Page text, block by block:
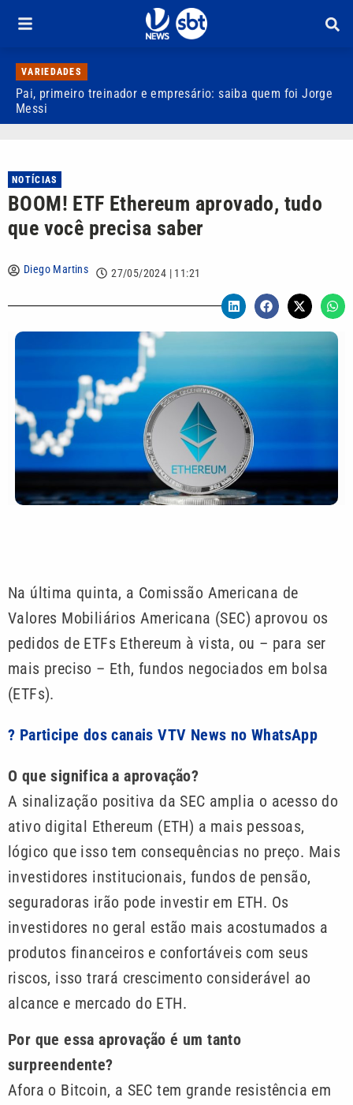
VARIEDADES
Pai, primeiro treinador e empresário: saiba quem foi Jorge
Messi
NOTÍCIAS
BOOM! ETF Ethereum aprovado, tudo
que você precisa saber
Diego Martins 27/05/2024 | 11:21
Na última quinta, a Comissão Americana de
Valores Mobiliários Americana (SEC) aprovou os
pedidos de ETFs Ethereum à vista, ou – para ser
mais preciso – Eth, fundos negociados em bolsa
(ETFs).
? Participe dos canais VTV News no WhatsApp
O que significa a aprovação?
A sinalização positiva da SEC amplia o acesso do
ativo digital Ethereum (ETH) a mais pessoas,
lógico que isso tem consequências no preço. Mais
investidores institucionais, fundos de pensão,
seguradoras irão pode investir em ETH. Os
investidores no geral estão mais acostumados a
produtos financeiros e confortáveis com seus
riscos, isso trará crescimento considerável ao
alcance e mercado do ETH.
Por que essa aprovação é um tanto
surpreendente?
Afora o Bitcoin, a SEC tem grande resistência em